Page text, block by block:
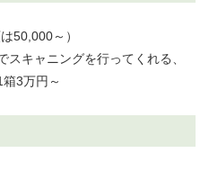
50,000～）
キャニングを行ってくれる、
箱3万円～